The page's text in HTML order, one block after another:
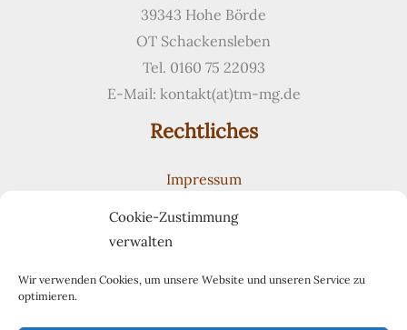
Cookie-Zustimmung
verwalten
Wir verwenden Cookies, um unsere Website und unseren Service zu
optimieren.
39343 Hohe Börde
OT Schackensleben
Tel. 0160 75 22093
E-Mail: kontakt(at)tm-mg.de
Rechtliches
Impressum
Cookie-Richtlinie (EU)
Suchen